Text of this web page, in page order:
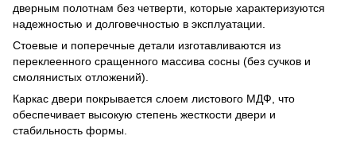
дверным полотнам без четверти, которые характеризуются
надежностью и долговечностью в эксплуатации.
Стоевые и поперечные детали изготавливаются из
переклеенного сращенного массива сосны (без сучков и
смолянистых отложений).
Каркас двери покрывается слоем листового МДФ, что
обеспечивает высокую степень жесткости двери и
стабильность формы.